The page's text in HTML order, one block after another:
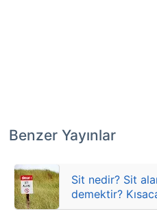
Benzer Yayınlar
Sit nedir? Sit
demektir?
anlamları